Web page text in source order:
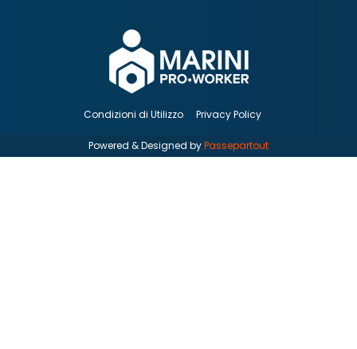
Condizioni di Utilizzo Privacy Policy
Powered & Designed byPassepartout